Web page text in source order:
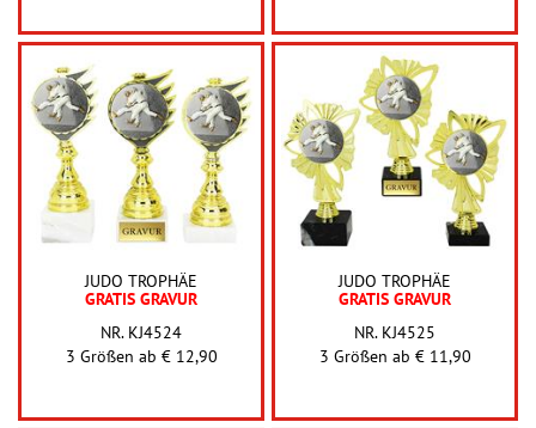
JUDO TROPHÄE
GRATIS GRAVUR
NR. KJ4524
3 Größen ab € 12,90
JUDO TROPHÄE
GRATIS GRAVUR
NR. KJ4525
3 Größen ab € 11,90